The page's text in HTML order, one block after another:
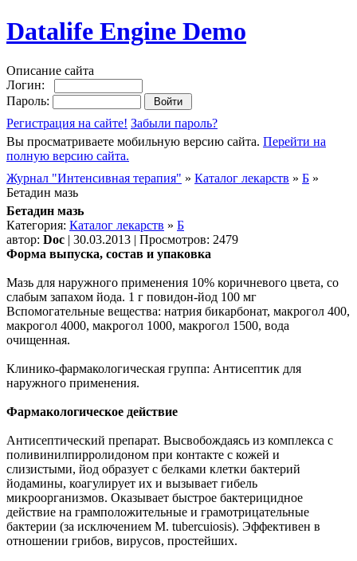
Datalife Engine Demo
Описание сайта
Логин:
Пароль:
Регистрация на сайте! Забыли пароль?
Вы просматриваете мобильную версию сайта. Перейти на
полную версию сайта.
Журнал "Интенсивная терапия" » Каталог лекарств » Б »
Бетадин мазь
Бетадин мазь
Категория: Каталог лекарств » Б
автор: Doc | 30.03.2013 | Просмотров: 2479
Форма выпуска, состав и упаковка
Мазь для наружного применения 10% коричневого цвета, со
слабым запахом йода. 1 г повидон-йод 100 мг
Вспомогательные вещества: натрия бикарбонат, макрогол 400,
макрогол 4000, макрогол 1000, макрогол 1500, вода
очищенная.
Клинико-фармакологическая группа: Антисептик для
наружного применения.
Фармакологическое действие
Антисептический препарат. Высвобождаясь из комплекса с
поливинилпирролидоном при контакте с кожей и
слизистыми, йод образует с белками клетки бактерий
йодамины, коагулирует их и вызывает гибель
микроорганизмов. Оказывает быстрое бактерицидное
действие на грамположительные и грамотрицательные
бактерии (за исключением M. tubercuiosis). Эффективен в
отношении грибов, вирусов, простейших.